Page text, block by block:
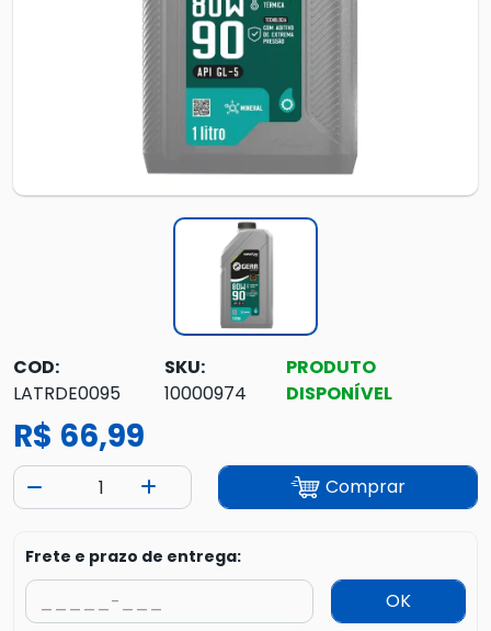
COD:
LATRDE0095
SKU:
10000974
PRODUTO
DISPONÍVEL
R$ 66,99
Comprar
Frete e prazo de entrega:
OK